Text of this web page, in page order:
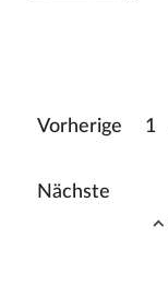
Vorherige 1
Nächste